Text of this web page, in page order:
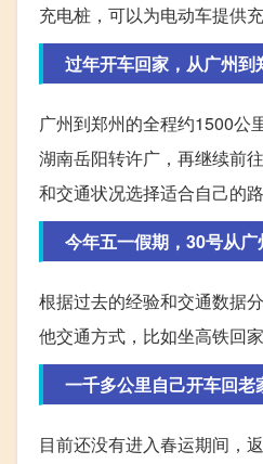
充电桩，可以为电动车提供充
过年开车回家，从广州
广州到郑州的全程约1500公
湖南岳阳转许广，再继续前
和交通状况选择适合自己的路
今年五一假期，30号从
根据过去的经验和交通数据
他交通方式，比如坐高铁回
一千多公里自己开车回
目前还没有进入春运期间，